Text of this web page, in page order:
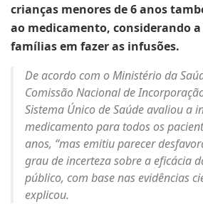
crianças menores de 6 anos
ao medicamento, considerando
famílias em fazer as infusões.
De acordo com o Ministério da
Comissão Nacional de
Sistema Único de Saúde avaliou a
medicamento para todos os
anos, “mas emitiu parecer
grau de incerteza sobre a eficácia
público, com base nas evidências
explicou.